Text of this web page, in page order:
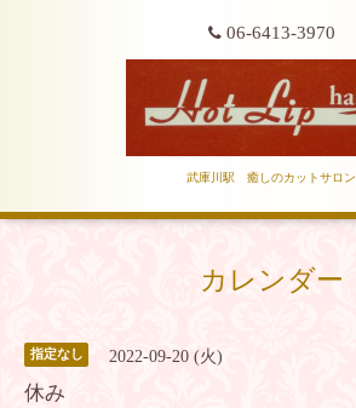
06-6413-3970
武庫川駅 癒しのカットサロン
カレンダー
指定なし 2022-09-20 (火)
休み